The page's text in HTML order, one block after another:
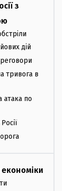
з
дій
тривога в
атака по